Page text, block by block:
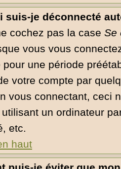
suis-je déconnecté
cochez pas la case Se
vous vous
pour une période
votre compte par
vous connectant, ceci
un ordinateur
etc.
haut